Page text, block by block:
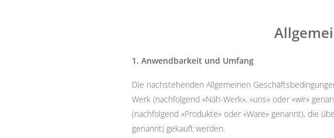
1. Anwendbarkeit und Umfang
Die nachstehenden Allgemeinen
Werk (nachfolgend «Näh-Werk», «uns» oder «wir»
(nachfolgend «Produkte» oder «Ware» genannt), die
genannt) gekauft werden.